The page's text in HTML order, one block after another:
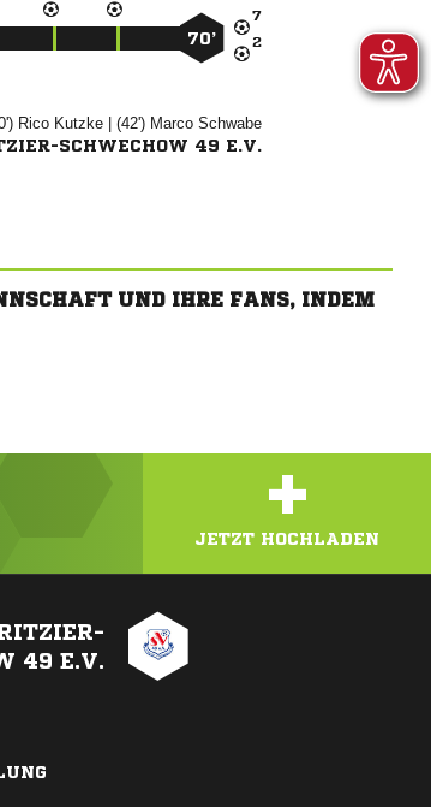


70’
  | (42')  
SCHWECHOW 49 E.V.
UND IHRE FANS, INDEM
+
JETZT HOCHLADEN
49 E.V.